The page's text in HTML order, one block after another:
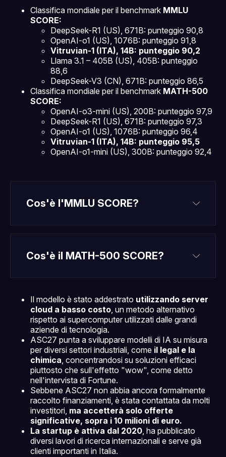
CoT reasoning
LLM
Classifica mondiale per il benchmark MMLU
SCORE:
DeepSeek-R1 (US), 671B: punteggio 90,8
OpenAI-o1 (US), 1076B: punteggio 91,8
Vitruvian-1 (ITA), 14B: punteggio 90,2
Llama 3.1 – 405B (US), 405B: punteggio
88,6
DeepSeek-V3 (CN), 671B: punteggio 86,5
Classifica mondiale per il benchmark MATH-500
SCORE:
OpenAI-o3-mini (US), 200B: punteggio 97,9
DeepSeek-R1 (US), 671B: punteggio 97,3
OpenAI-o1 (US), 1076B: punteggio 96,4
Vitruvian-1 (ITA), 14B: punteggio 95,5
OpenAI-o1-mini (US), 300B: punteggio 92,4
Cos'è l'MMLU SCORE?
50 discipline
Cos'è il MATH-500 SCORE?
MATH
Il modello è stato addestrato utilizzando server
cloud a basso costo, un metodo alternativo
rispetto ai supercomputer utilizzati dalle grandi
aziende di tecnologia.
ASC27 punta a sviluppare modelli di IA su misura
per diversi settori industriali, come il legal e la
chimica, concentrandosi su soluzioni efficaci
piuttosto che sull'effetto "wow", come detto
nell'intervista di Fortune.
Sebbene ASC27 non abbia ancora formalmente
raccolto finanziamenti, è stata contattata da molti
investitori, ma accetterà solo offerte
significative, sopra i 10 milioni di euro.
La startup è attiva dal 2020, ha pubblicato
diversi lavori di ricerca internazionali e serve già
clienti importanti in Italia.